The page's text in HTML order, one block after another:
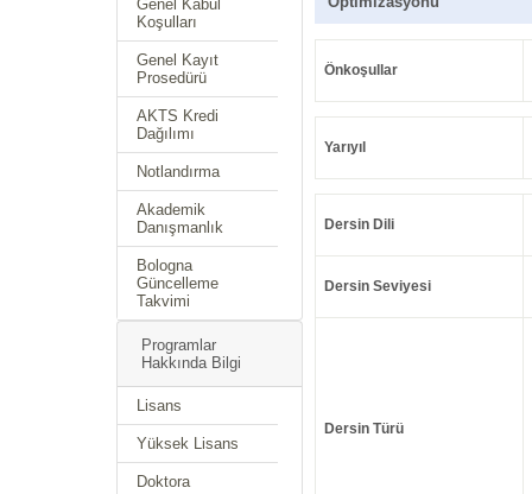
Genel Kabul
Koşulları
Genel Kayıt
Prosedürü
AKTS Kredi
Dağılımı
Notlandırma
Akademik
Danışmanlık
Bologna
Güncelleme
Takvimi
Programlar
Hakkında Bilgi
Lisans
Yüksek Lisans
Doktora
Önkoşullar
Yarıyıl
Dersin Dili
Dersin Seviyesi
Dersin Türü